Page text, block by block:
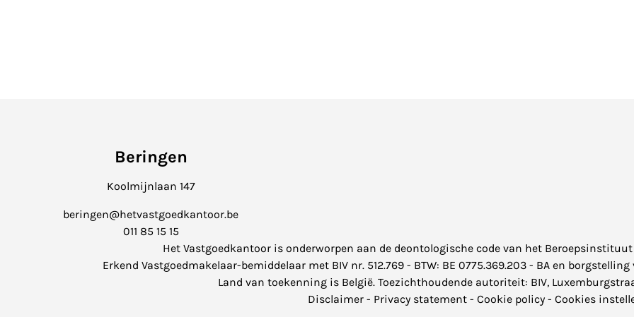
Beringen
Koolmijnlaan 147
beringen@hetvastgoedkantoor.be
011 85 15 15
Het Vastgoedkantoor is onderworpen aan de deontologische code van het
Erkend Vastgoedmakelaar-bemiddelaar met BIV nr. 512.769 - BTW: BE 0775.369.203 - BA en
Land van toekenning is België. Toezichthoudende autoriteit: BIV,
Disclaimer - Privacy statement - Cookie policy - Cookies